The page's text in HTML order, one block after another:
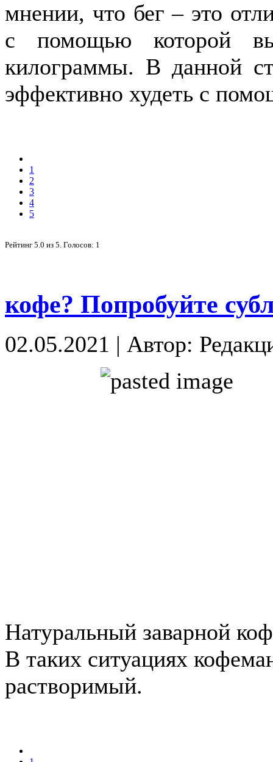
мнении, что бег – это
с помощью которой
килограммы. В данной
эффективно худеть с
1
2
3
4
5
Рейтинг 5.0 из 5 . Голосов: 1
кофе? Попробуйте
02.05.2021 | Автор:
Натуральный заварной
В таких ситуациях
растворимый.